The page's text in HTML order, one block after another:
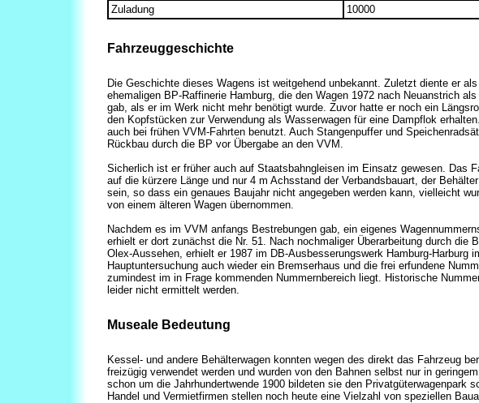
Zuladung 10000
Fahrzeuggeschichte
Die Geschichte dieses Wagens ist weitgehend unbekannt. Zuletzt diente er
ehemaligen BP-Raffinerie Hamburg, die den Wagen 1972 nach Neuanstrich
gab, als er im Werk nicht mehr benötigt wurde. Zuvor hatte er noch ein
den Kopfstücken zur Verwendung als Wasserwagen für eine Dampflok
auch bei frühen VVM-Fahrten benutzt. Auch Stangenpuffer und
Rückbau durch die BP vor Übergabe an den VVM.
Sicherlich ist er früher auch auf Staatsbahngleisen im Einsatz gewesen. Das
auf die kürzere Länge und nur 4 m Achsstand der Verbandsbauart, der
sein, so dass ein genaues Baujahr nicht angegeben werden kann, vielleicht
von einem älteren Wagen übernommen.
Nachdem es im VVM anfangs Bestrebungen gab, ein eigenes
erhielt er dort zunächst die Nr. 51. Nach nochmaliger Überarbeitung durch die
Olex-Aussehen, erhielt er 1987 im DB-Ausbesserungswerk Hamburg-Harburg
Hauptuntersuchung auch wieder ein Bremserhaus und die frei erfundene
zumindest im in Frage kommenden Nummernbereich liegt. Historische
leider nicht ermittelt werden.
Museale Bedeutung
Kessel- und andere Behälterwagen konnten wegen des direkt das Fahrzeug
freizügig verwendet werden und wurden von den Bahnen selbst nur in
schon um die Jahrhundertwende 1900 bildeten sie den Privatgüterwagenpark
Handel und Vermietfirmen stellen noch heute eine Vielzahl von speziellen